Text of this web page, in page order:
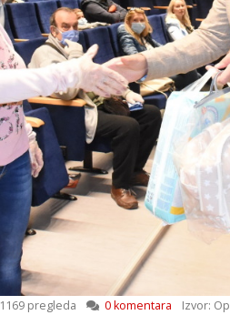
1169 pregleda 0 komentara Izvor: